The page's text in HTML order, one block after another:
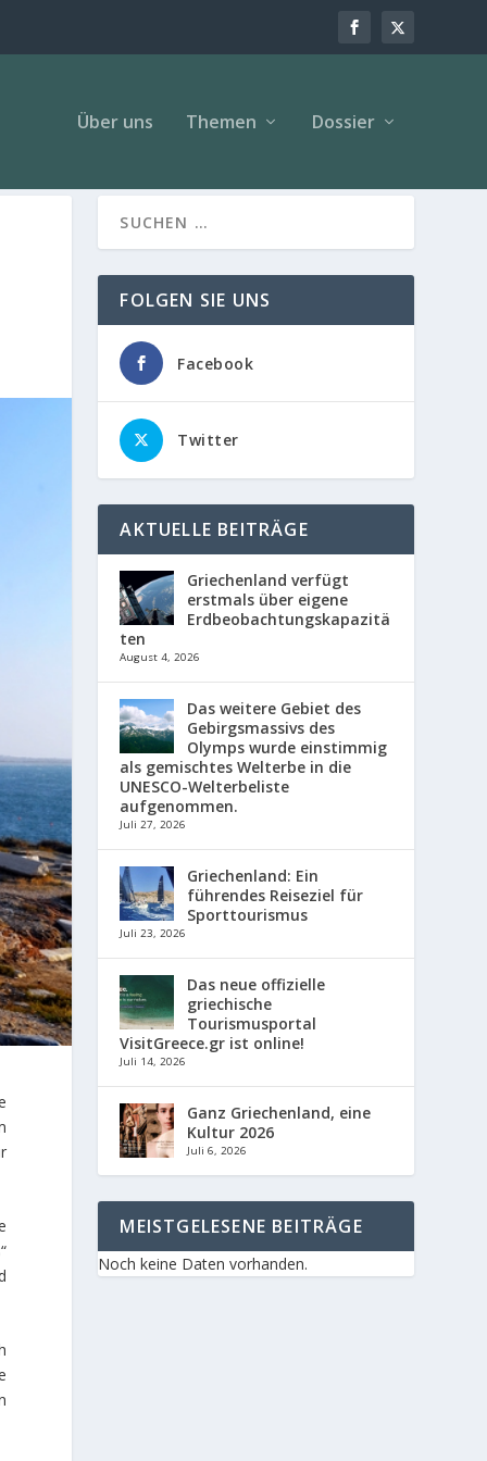
Über uns Themen Dossier
FOLGEN SIE UNS
Facebook
Twitter
AKTUELLE BEITRÄGE
Griechenland verfügt
erstmals über eigene
Erdbeobachtungskapazitä
ten
August 4, 2026
Das weitere Gebiet des
Gebirgsmassivs des
Olymps wurde einstimmig
als gemischtes Welterbe in die
UNESCO-Welterbeliste
aufgenommen.
Juli 27, 2026
Griechenland: Ein
führendes Reiseziel für
Sporttourismus
Juli 23, 2026
Das neue offizielle
griechische
Tourismusportal
VisitGreece.gr ist online!
Juli 14, 2026
Ganz Griechenland, eine
Kultur 2026
Juli 6, 2026
MEISTGELESENE BEITRÄGE
Noch keine Daten vorhanden.